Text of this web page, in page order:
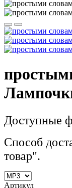
Доступные
Способ
товар".
Артикул